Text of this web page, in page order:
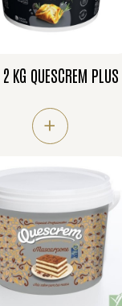
KG QUESCREM PLUS
+